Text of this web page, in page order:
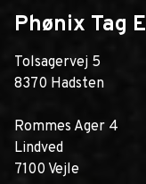
Phønix Tag
Tolsagervej 5
8370 Hadsten
Rommes Ager 4
Lindved
7100 Vejle